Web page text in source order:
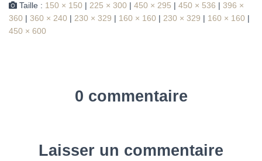
Taille : 150 × 150 | 225 × 300 | 450 × 295 | 450 × 536 | 396 ×
360 | 360 × 240 | 230 × 329 | 160 × 160 | 230 × 329 | 160 × 160 |
450 × 600
0 commentaire
Laisser un commentaire